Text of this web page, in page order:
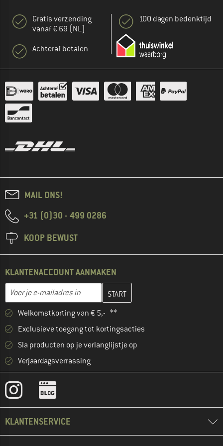
Gratis verzending
vanaf € 69 (NL)
Achteraf betalen
100 dagen bedenktijd
MAIL ONS!
+31 (0)30 - 499 0286
KOOP BEWUST
KLANTENACCOUNT AANMAKEN
E-mailadres
Vul je e-mailadres hier in en maak in de volgende stap je
Welkomstkorting van € 5,- **
Exclusieve toegang tot kortingsacties
Sla producten op je verlanglijstje op
Verjaardagsverrassing
KLANTENSERVICE